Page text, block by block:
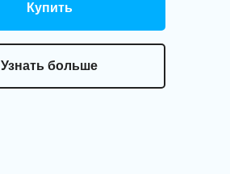
Купить
Узнать больше